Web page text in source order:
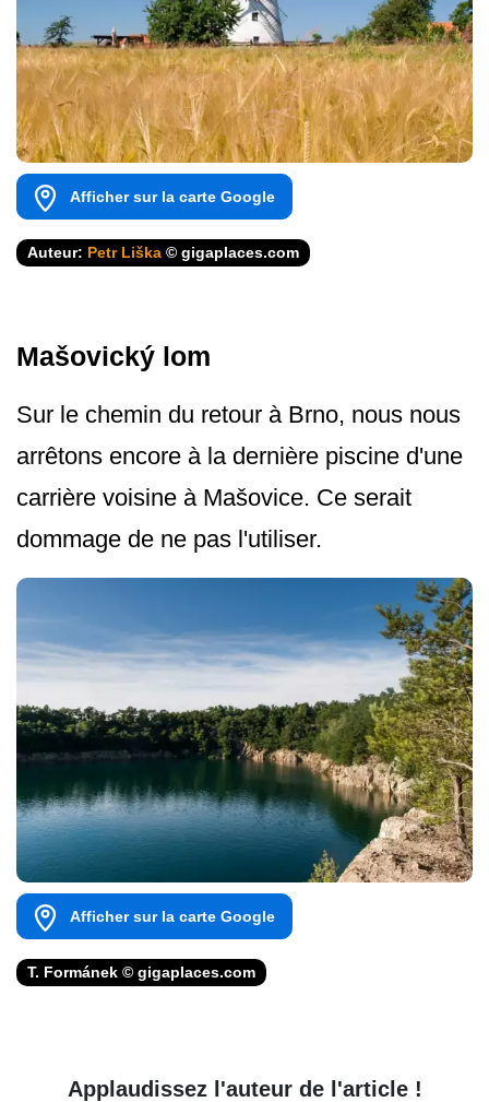
Afficher sur la carte Google
Auteur: Petr Liška © gigaplaces.com
Mašovický lom
Sur le chemin du retour à Brno, nous nous
arrêtons encore à la dernière piscine d'une
carrière voisine à Mašovice. Ce serait
dommage de ne pas l'utiliser.
Afficher sur la carte Google
T. Formánek © gigaplaces.com
Applaudissez l'auteur de l'article !